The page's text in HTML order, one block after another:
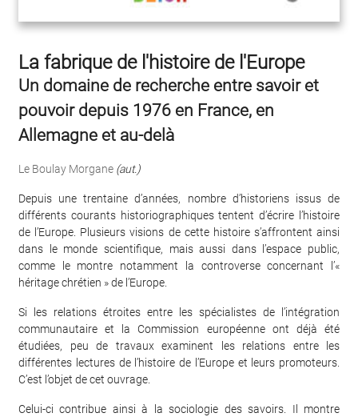
La fabrique de l'histoire de l'Europe
Un domaine de recherche entre savoir et
pouvoir depuis 1976 en France, en
Allemagne et au-delà
Le Boulay Morgane (aut.)
Depuis une trentaine d’années, nombre d’historiens issus de
différents courants historiographiques tentent d’écrire l’histoire
de l’Europe. Plusieurs visions de cette histoire s’affrontent ainsi
dans le monde scientifique, mais aussi dans l’espace public,
comme le montre notamment la controverse concernant l’«
héritage chrétien » de l’Europe.
Si les relations étroites entre les spécialistes de l’intégration
communautaire et la Commission européenne ont déjà été
étudiées, peu de travaux examinent les relations entre les
différentes lectures de l’histoire de l’Europe et leurs promoteurs.
C’est l’objet de cet ouvrage.
Celui-ci contribue ainsi à la sociologie des savoirs. Il montre